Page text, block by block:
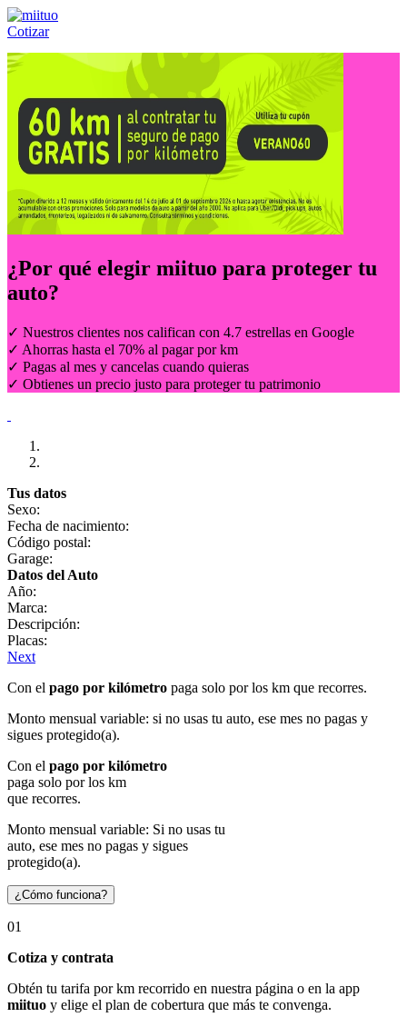
Cotizar
Llámanos al:(55) 84-21-05-00 ó
¿Por qué elegir miituo para proteger tu
auto?
✓ Nuestros clientes nos califican con 4.7 estrellas en Google
✓ Ahorras hasta el 70% al pagar por km
✓ Pagas al mes y cancelas cuando quieras
✓ Obtienes un precio justo para proteger tu patrimonio
Tus datos
Sexo:
Fecha de nacimiento:
Código postal:
Garage:
Datos del Auto
Año:
Marca:
Descripción:
Placas:
Next
Con el pago por kilómetro paga solo por los km que recorres.
Monto mensual variable: si no usas tu auto, ese mes no pagas y
sigues protegido(a).
Con el pago por kilómetro
paga solo por los km
que recorres.
Monto mensual variable: Si no usas tu
auto, ese mes no pagas y sigues
protegido(a).
¿Cómo funciona?
01
Cotiza y contrata
Obtén tu tarifa por km recorrido en nuestra página o en la app
miituo y elige el plan de cobertura que más te convenga.